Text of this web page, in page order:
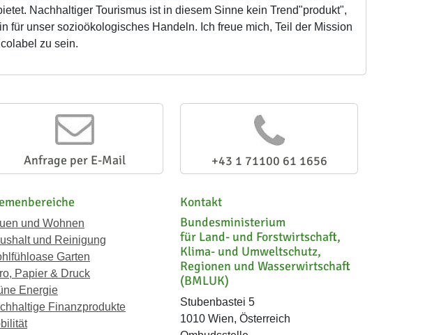
Nachhaltiger Tourismus ist in diesem Sinne kein Trend"produkt",
für unser sozioökologisches Handeln. Ich freue mich, Teil der Mission
zu sein.
Anfrage per E-Mail +43 1 71100 61 1656
und Wohnen
und Reinigung
Garten
Papier & Druck
Energie
Finanzprodukte
Kontakt
Bundesministerium
für Land- und Forstwirtschaft,
Klima- und Umweltschutz,
Regionen und Wasserwirtschaft
(BMLUK)
Stubenbastei 5
1010 Wien, Österreich